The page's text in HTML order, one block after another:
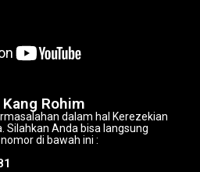
Rohim
dalam hal Kerezekian
Silahkan Anda bisa langsung
di bawah ini :